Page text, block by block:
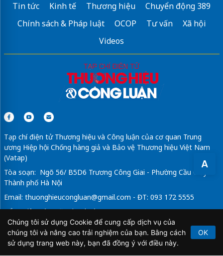
A
Sửa máy rửa bát bosch
Tin tức Kinh tế Thương hiệu
Chuyển động 389
Chính sách & Pháp luật
OCOP Tư vấn
Xã hội
Videos
Tạp chí điện tử Thương hiệu và Công luận của cơ quan Trung
ương Hiệp hội Chống hàng giả và Bảo vệ Thương hiệu Việt Nam
(Vatap)
Tòa soạn: Ngõ 56/ B5D6 Trương Công Giai - Phường Cầu Giấy -
Thành phố Hà Nội
Email: thuonghieucongluan@gmail.com - ĐT: 093 172 5555
Tổng Biên Tập: Vũ Đức Thuận
Giấy phép hoạt động báo chí điện tử số 64/GP-BTTTT do Bộ
Thông tin và Truyền thông cấp ngày 21/2/2020.
Chúng tôi sử dụng Cookie để cung cấp dịch vụ của
chúng tôi và nâng cao trải nghiệm của bạn. Bằng cách
sử dụng trang web này, bạn đã đồng ý với điều này.
OK